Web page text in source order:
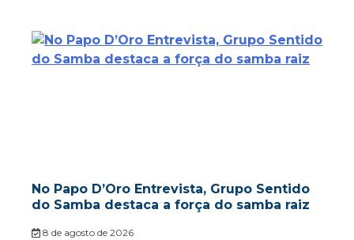
No Papo D’Oro Entrevista, Grupo Sentido
do Samba destaca a força do samba raiz
8 de agosto de 2026